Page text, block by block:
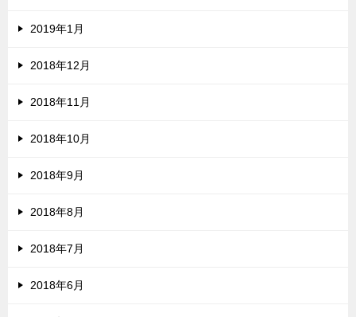
2019年1月
2018年12月
2018年11月
2018年10月
2018年9月
2018年8月
2018年7月
2018年6月